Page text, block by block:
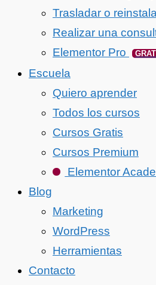
Trasladar o
Realizar una
Elementor Pro
Escuela
Quiero aprender
Todos los cursos
Cursos Gratis
Cursos Premium
Elementor
Blog
Marketing
WordPress
Herramientas
Contacto